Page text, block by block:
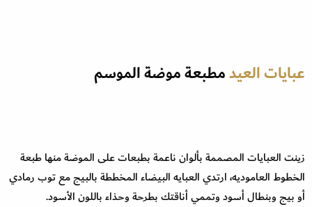
عبايات العيدمطبعة موضة الموسم
زينت العبايات المصممة بألوان ناعمة بطبعات على الموضة منها طبعة
الخطوط العاموديه، ارتدي العبايه البيضاء المخططة بالبيج مع توب رمادي
أو بيج وبنطال أسود وتممي أناقتك بطرحة وحذاء باللون الأسود.